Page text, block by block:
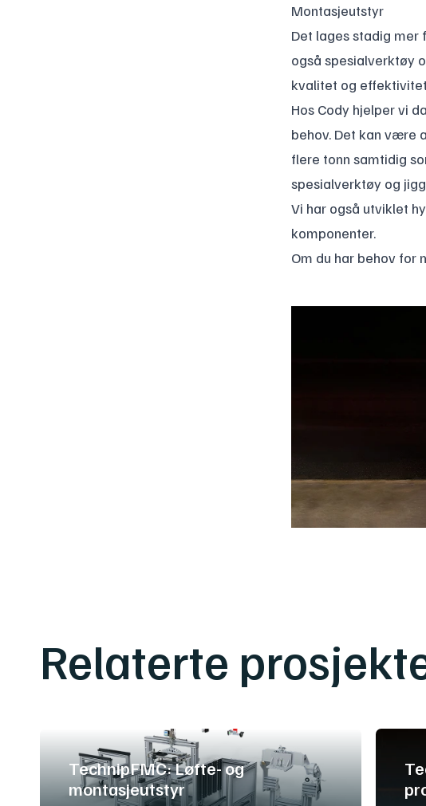
Montasjeutstyr
Det lages stadig mer
også spesialverktøy
kvalitet og
Hos Cody hjelper vi
behov. Det kan være
flere tonn samtidig
spesialverktøy og
Vi har også utviklet
komponenter.
Om du har behov for
Relaterte
TechnipFMC: Løfte- og
montasjeutstyr